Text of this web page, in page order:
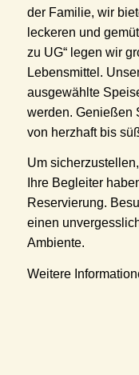
der Familie, wir
leckeren und
zu UG“ legen wir
Lebensmittel.
ausgewählte
werden. Genießen
von herzhaft bis
Um
Ihre Begleiter
Reservierung.
einen
Ambiente.
Weitere